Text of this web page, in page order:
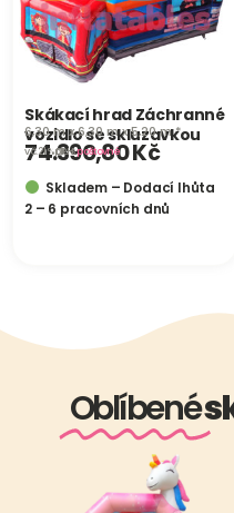
Skákací hrad Záchranné
vozidlo se skluzavkou
6,30 m x 6,30 m x 5,20 m *
74.390,80Kč
vč. 21 % DPH
pluspoštovné
Skladem – Dodací lhůta
2 – 6 pracovních dnů
Oblíbené